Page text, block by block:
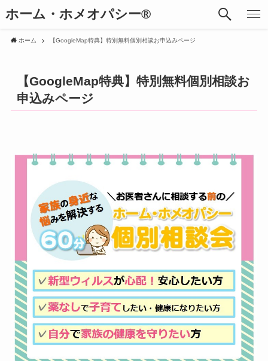
ホーム・ホメオパシー®︎
ホーム 【GoogleMap特典】特別無料個別相談お申込みページ
【GoogleMap特典】特別無料個別相談お
申込みページ